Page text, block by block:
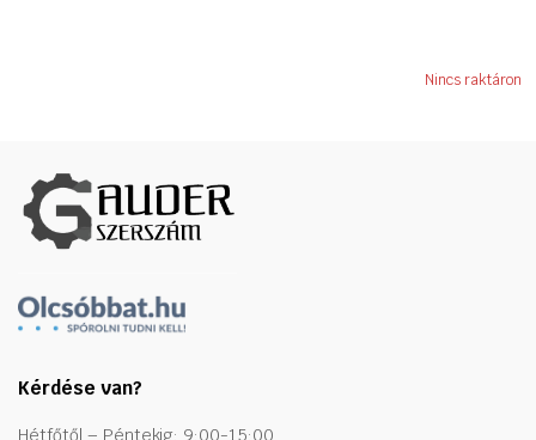
Nincs raktáron
Kérdése van?
Hétfőtől – Péntekig: 9:00-15:00